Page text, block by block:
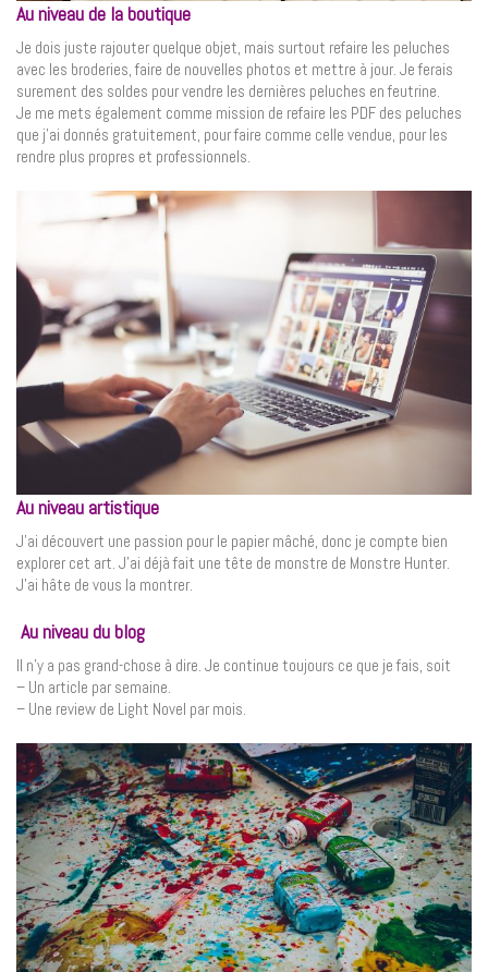
Au niveau de la boutique
Je dois juste rajouter quelque objet, mais surtout refaire les peluches
avec les broderies, faire de nouvelles photos et mettre à jour. Je ferais
surement des soldes pour vendre les dernières peluches en feutrine.
Je me mets également comme mission de refaire les PDF des peluches
que j’ai donnés gratuitement, pour faire comme celle vendue, pour les
rendre plus propres et professionnels.
Au niveau artistique
J’ai découvert une passion pour le papier mâché, donc je compte bien
explorer cet art. J’ai déjà fait une tête de monstre de Monstre Hunter.
J’ai hâte de vous la montrer.
Au niveau du blog
Il n’y a pas grand-chose à dire. Je continue toujours ce que je fais, soit
– Un article par semaine.
– Une review de Light Novel par mois.